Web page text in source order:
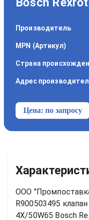
Производитель
MPN (Артикул)
Страна
Адрес
Цена: по запросу
ООО
R900503495
4X/50W65 Bosch